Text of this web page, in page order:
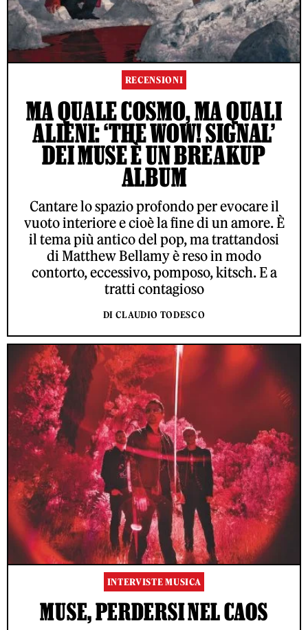
RECENSIONI
MA QUALE COSMO, MA QUALI
ALIENI: ‘THE WOW! SIGNAL’
DEI MUSE È UN BREAKUP
ALBUM
Cantare lo spazio profondo per evocare il
vuoto interiore e cioè la fine di un amore. È
il tema più antico del pop, ma trattandosi
di Matthew Bellamy è reso in modo
contorto, eccessivo, pomposo, kitsch. E a
tratti contagioso
DI CLAUDIO TODESCO
INTERVISTE MUSICA
MUSE, PERDERSI NEL CAOS